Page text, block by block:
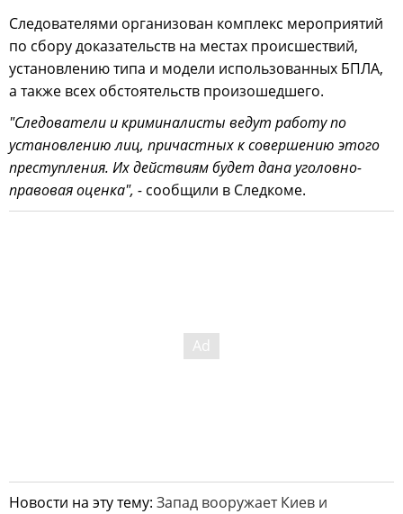
Следователями организован комплекс мероприятий
по сбору доказательств на местах происшествий,
установлению типа и модели использованных БПЛА,
а также всех обстоятельств произошедшего.
"Следователи и криминалисты ведут работу по
установлению лиц, причастных к совершению этого
преступления. Их действиям будет дана уголовно-
правовая оценка", - сообщили в Следкоме.
Новости на эту тему: Запад вооружает Киев и